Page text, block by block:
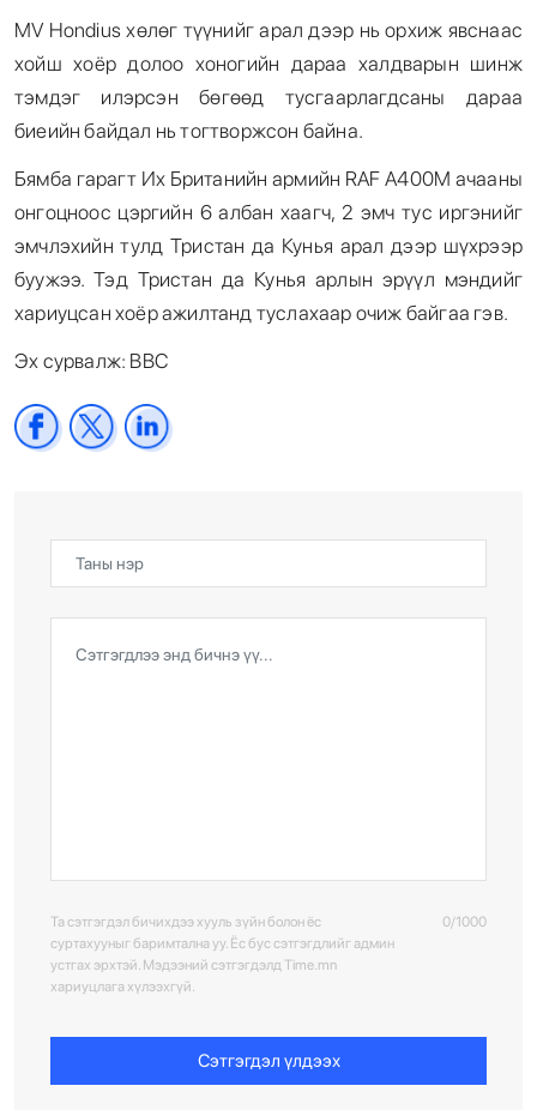
MV Hondius хөлөг түүнийг арал дээр нь орхиж явснаас
хойш хоёр долоо хоногийн дараа халдварын шинж
тэмдэг илэрсэн бөгөөд тусгаарлагдсаны дараа
биеийн байдал нь тогтворжсон байна.
Бямба гарагт Их Британийн армийн RAF A400M ачааны
онгоцноос цэргийн 6 албан хаагч, 2 эмч тус иргэнийг
эмчлэхийн тулд Тристан да Кунья арал дээр шүхрээр
буужээ. Тэд Тристан да Кунья арлын эрүүл мэндийг
хариуцсан хоёр ажилтанд туслахаар очиж байгаа гэв.
Эх сурвалж: BBC
Та сэтгэгдэл бичихдээ хууль зүйн болон ёс
суртахууныг баримтална уу. Ёс бус сэтгэгдлийг админ
устгах эрхтэй. Мэдээний сэтгэгдэлд Time.mn
хариуцлага хүлээхгүй.
0/1000
Сэтгэгдэл үлдээх